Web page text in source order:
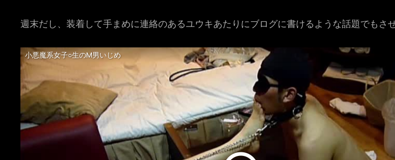
週末だし、装着して手まめに連絡のあるユウキあたりにブログに書けるような話題でもさ